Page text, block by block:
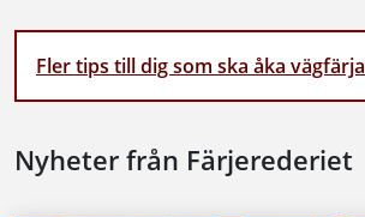
Fler tips till dig som ska åka vägfärja
Nyheter från Färjerederiet